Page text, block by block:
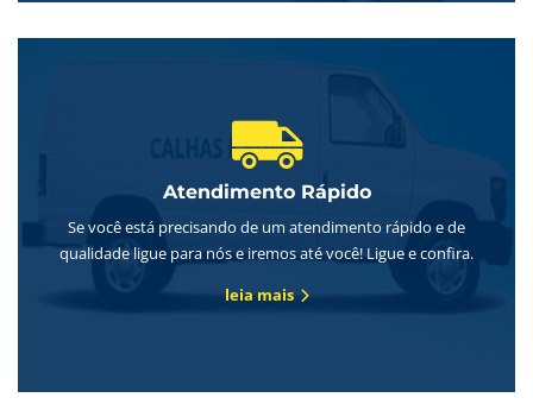
Atendimento Rápido
Se você está precisando de um atendimento rápido e de
qualidade ligue para nós e iremos até você! Ligue e confira.
leia mais